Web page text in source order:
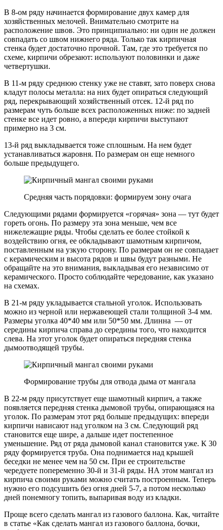
В 8-ом ряду начинается формирование двух камер для
хозяйственных мелочей. Внимательно смотрите на
расположение швов. Это принципиально: ни один не должен
совпадать со швом нижнего ряда. Только так кирпичная
стенка будет достаточно прочной. Там, где это требуется по
схеме, кирпичи обрезают: используют половинки и даже
четвертушки.
В 11-м ряду среднюю стенку уже не ставят, зато поверх снова
кладут полосы металла: на них будет опираться следующий
ряд, перекрывающий хозяйственный отсек. 12-й ряд по
размерам чуть больше всех расположенных ниже: по задней
стенке все идет ровно, а впереди кирпичи выступают
примерно на 3 см.
13-й ряд выкладывается тоже сплошным. На нем будет
устанавливаться жаровня. По размерам он еще немного
больше предыдущего.
Средняя часть порядовки: формируем зону очага
Следующими рядами формируется «горячая» зона — тут будет
гореть огонь. По размеру эта зона меньше, чем все
нижележащие ряды. Чтобы сделать ее более стойкой к
воздействию огня, ее обкладывают шамотным кирпичом,
поставленным на узкую сторону. По размерам он не совпадает
с керамическим и высота рядов и швы будут разными. Не
обращайте на это внимания, выкладывая его независимо от
керамического. Просто соблюдайте чередование, как указано
на схемах.
В 21-м ряду укладывается стальной уголок. Использовать
можно из черной или нержавеющей стали толщиной 3-4 мм.
Размеры уголка 40*40 мм или 50*50 мм. Длинна — от
середины кирпича справа до середины того, что находится
слева. На этот уголок будет опираться передняя стенка
дымоотводящей трубы.
Формирование трубы для отвода дыма от мангала
В 22-м ряду присутствует еще шамотный кирпич, а также
появляется передняя стенка дымовой трубы, опирающаяся на
уголок. По размерам этот ряд больше предыдущих: впереди
кирпичи нависают над уголком на 3 см. Следующий ряд
становится еще шире, а дальше идет постепенное
уменьшение. Ряд от ряда дымовой канал становится уже. К 30
ряду формируется труба. Она поднимается над крышей
беседки не менее чем на 50 см. При ее строительстве
чередуете попеременно 30-й и 31-й ряды. НА этом мангал из
кирпича своими руками можно считать построенным. Теперь
нужно его подсушить без огня дней 5-7, а потом несколько
дней понемногу топить, выпаривая воду из кладки.
Проще всего сделать мангал из газового баллона. Как, читайте
в статье «Как сделать мангал из газового баллона, бочки,